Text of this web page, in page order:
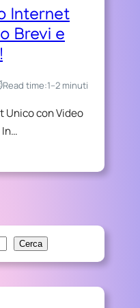
Internet
Brevi e
Read time:1–2 minuti
Unico con Video
Cerca